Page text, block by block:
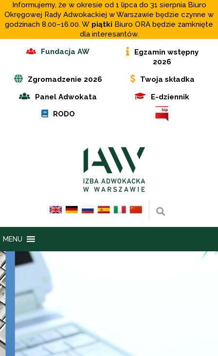
Informujemy, że w okresie od 1 lipca do 31 sierpnia Biuro
Okręgowej Rady Adwokackiej w Warszawie będzie czynne w
godzinach 8.00–16.00. W piątki Biuro ORA będzie zamknięte
dla interesantów.
Fundacja AW
Egzamin wstępny
2026
Zgromadzenie 2026
Twoja składka
Panel Adwokata
E-dziennik
RODO
Wyszukaj
MENU